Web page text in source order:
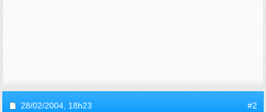
28/02/2004, 18h23 #2